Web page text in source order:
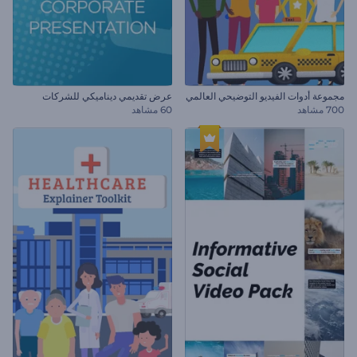
مجموعة أدوات الفيديو التوضيحي العالمي
700 مشاهد
عرض تقديمي ديناميكي للشركات
60 مشاهد